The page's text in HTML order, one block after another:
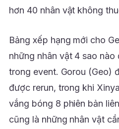
hơn 40 nhân vật không
Bảng xếp hạng mới cho
những nhân vật 4 sao nào
trong event. Gorou (Geo)
được rerun, trong khi
vắng bóng 8 phiên bản
cũng là những nhân vật